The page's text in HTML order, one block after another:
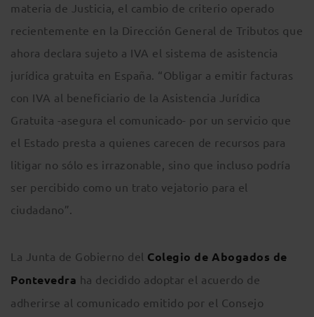
materia de Justicia, el cambio de criterio operado
recientemente en la Dirección General de Tributos que
ahora declara sujeto a IVA el sistema de asistencia
jurídica gratuita en España. “Obligar a emitir facturas
con IVA al beneficiario de la Asistencia Jurídica
Gratuita -asegura el comunicado- por un servicio que
el Estado presta a quienes carecen de recursos para
litigar no sólo es irrazonable, sino que incluso podría
ser percibido como un trato vejatorio para el
ciudadano”.
La Junta de Gobierno del Colegio de Abogados de
Pontevedra ha decidido adoptar el acuerdo de
adherirse al comunicado emitido por el Consejo